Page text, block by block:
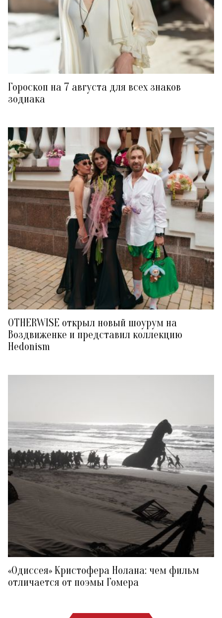
Гороскоп на 7 августа для всех знаков
зодиака
OTHERWISE открыл новый шоурум на
Воздвиженке и представил коллекцию
Hedonism
«Одиссея» Кристофера Нолана: чем фильм
отличается от поэмы Гомера